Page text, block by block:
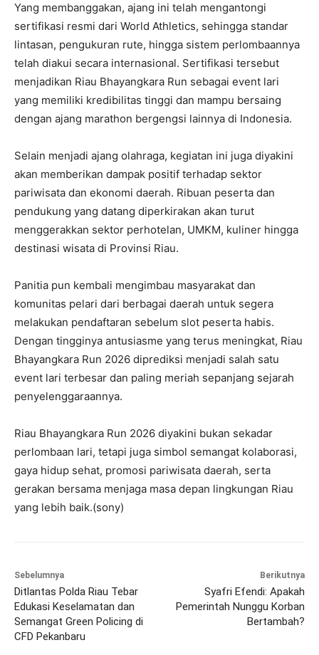
Yang membanggakan, ajang ini telah mengantongi
sertifikasi resmi dari World Athletics, sehingga standar
lintasan, pengukuran rute, hingga sistem perlombaannya
telah diakui secara internasional. Sertifikasi tersebut
menjadikan Riau Bhayangkara Run sebagai event lari
yang memiliki kredibilitas tinggi dan mampu bersaing
dengan ajang marathon bergengsi lainnya di Indonesia.
Selain menjadi ajang olahraga, kegiatan ini juga diyakini
akan memberikan dampak positif terhadap sektor
pariwisata dan ekonomi daerah. Ribuan peserta dan
pendukung yang datang diperkirakan akan turut
menggerakkan sektor perhotelan, UMKM, kuliner hingga
destinasi wisata di Provinsi Riau.
Panitia pun kembali mengimbau masyarakat dan
komunitas pelari dari berbagai daerah untuk segera
melakukan pendaftaran sebelum slot peserta habis.
Dengan tingginya antusiasme yang terus meningkat, Riau
Bhayangkara Run 2026 diprediksi menjadi salah satu
event lari terbesar dan paling meriah sepanjang sejarah
penyelenggaraannya.
Riau Bhayangkara Run 2026 diyakini bukan sekadar
perlombaan lari, tetapi juga simbol semangat kolaborasi,
gaya hidup sehat, promosi pariwisata daerah, serta
gerakan bersama menjaga masa depan lingkungan Riau
yang lebih baik.(sony)
Sebelumnya
Ditlantas Polda Riau Tebar
Edukasi Keselamatan dan
Semangat Green Policing di
CFD Pekanbaru
Berikutnya
Syafri Efendi: Apakah
Pemerintah Nunggu Korban
Bertambah?